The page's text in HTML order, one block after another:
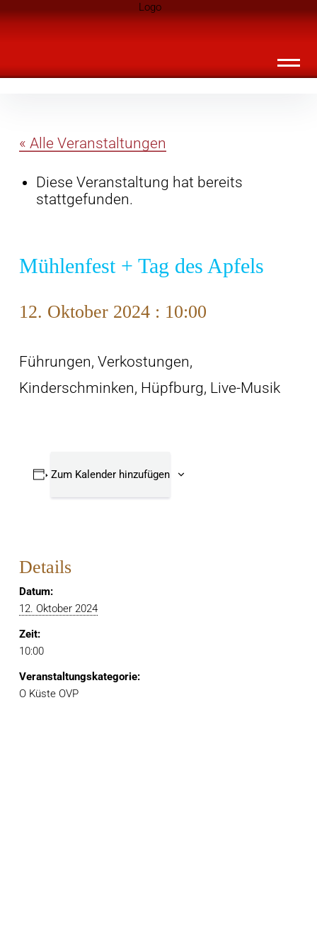
überspringen
Landknirpse – Die Zeitschrift für Leute
« Alle Veranstaltungen
Diese Veranstaltung hat bereits
stattgefunden.
Mühlenfest + Tag des Apfels
12. Oktober 2024 : 10:00
Führungen, Verkostungen,
Kinderschminken, Hüpfburg, Live-Musik
Zum Kalender hinzufügen
Details
Datum:
12. Oktober 2024
Zeit:
10:00
Veranstaltungskategorie:
O Küste OVP